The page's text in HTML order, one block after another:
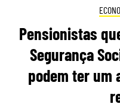
Pensionistas
Segurança
podem ter um